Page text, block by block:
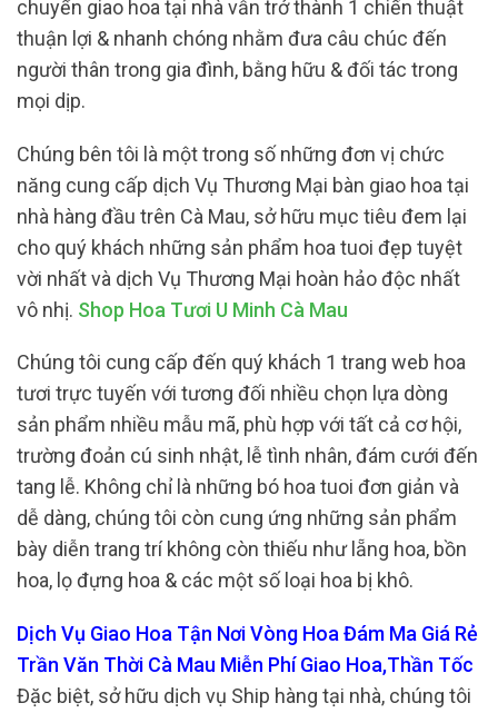
chuyển giao hoa tại nhà vẫn trở thành 1 chiến thuật
thuận lợi & nhanh chóng nhằm đưa câu chúc đến
người thân trong gia đình, bằng hữu & đối tác trong
mọi dịp.
Chúng bên tôi là một trong số những đơn vị chức
năng cung cấp dịch Vụ Thương Mại bàn giao hoa tại
nhà hàng đầu trên Cà Mau, sở hữu mục tiêu đem lại
cho quý khách những sản phẩm hoa tuoi đẹp tuyệt
vời nhất và dịch Vụ Thương Mại hoàn hảo độc nhất
vô nhị. Shop Hoa Tươi U Minh Cà Mau
Chúng tôi cung cấp đến quý khách 1 trang web hoa
tươi trực tuyến với tương đối nhiều chọn lựa dòng
sản phẩm nhiều mẫu mã, phù hợp với tất cả cơ hội,
trường đoản cú sinh nhật, lễ tình nhân, đám cưới đến
tang lễ. Không chỉ là những bó hoa tuoi đơn giản và
dễ dàng, chúng tôi còn cung ứng những sản phẩm
bày diễn trang trí không còn thiếu như lẵng hoa, bồn
hoa, lọ đựng hoa & các một số loại hoa bị khô.
Dịch Vụ Giao Hoa Tận Nơi Vòng Hoa Đám Ma Giá Rẻ
Trần Văn Thời Cà Mau Miễn Phí Giao Hoa,Thần Tốc
Đặc biệt, sở hữu dịch vụ Ship hàng tại nhà, chúng tôi